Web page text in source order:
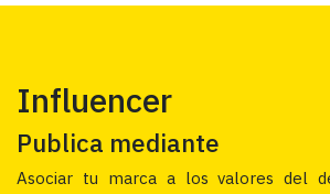
Influencer
Publica mediante
Asociar tu marca a los valores del